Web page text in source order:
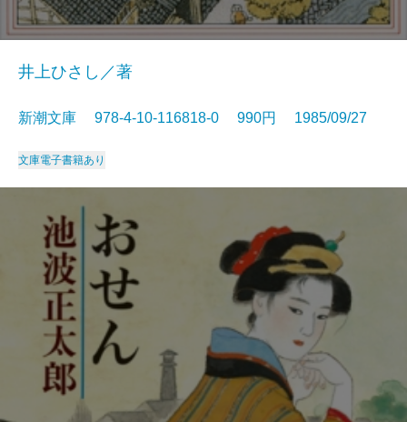
井上ひさし／著
新潮文庫 978-4-10-116818-0 990円 1985/09/27
文庫電子書籍あり